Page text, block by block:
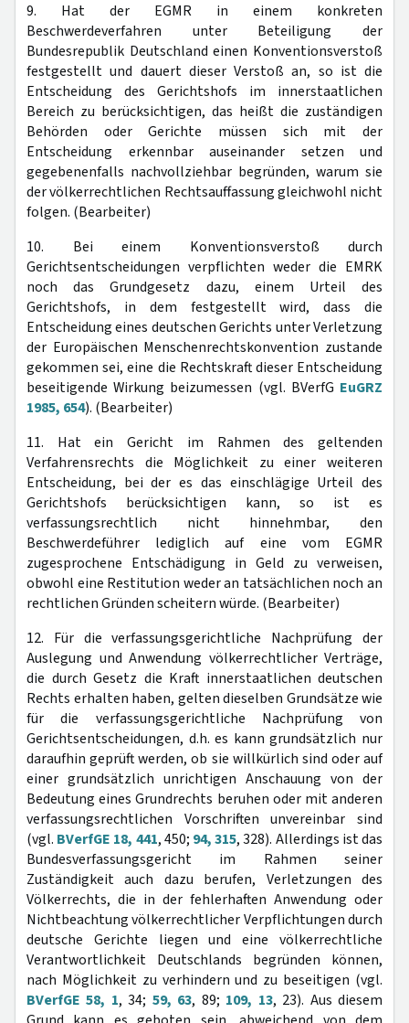
9. Hat der EGMR in einem konkreten
Beschwerdeverfahren unter Beteiligung der
Bundesrepublik Deutschland einen Konventionsverstoß
festgestellt und dauert dieser Verstoß an, so ist die
Entscheidung des Gerichtshofs im innerstaatlichen
Bereich zu berücksichtigen, das heißt die zuständigen
Behörden oder Gerichte müssen sich mit der
Entscheidung erkennbar auseinander setzen und
gegebenenfalls nachvollziehbar begründen, warum sie
der völkerrechtlichen Rechtsauffassung gleichwohl nicht
folgen. (Bearbeiter)
10. Bei einem Konventionsverstoß durch
Gerichtsentscheidungen verpflichten weder die EMRK
noch das Grundgesetz dazu, einem Urteil des
Gerichtshofs, in dem festgestellt wird, dass die
Entscheidung eines deutschen Gerichts unter Verletzung
der Europäischen Menschenrechtskonvention zustande
gekommen sei, eine die Rechtskraft dieser Entscheidung
beseitigende Wirkung beizumessen (vgl. BVerfG EuGRZ
1985, 654). (Bearbeiter)
11. Hat ein Gericht im Rahmen des geltenden
Verfahrensrechts die Möglichkeit zu einer weiteren
Entscheidung, bei der es das einschlägige Urteil des
Gerichtshofs berücksichtigen kann, so ist es
verfassungsrechtlich nicht hinnehmbar, den
Beschwerdeführer lediglich auf eine vom EGMR
zugesprochene Entschädigung in Geld zu verweisen,
obwohl eine Restitution weder an tatsächlichen noch an
rechtlichen Gründen scheitern würde. (Bearbeiter)
12. Für die verfassungsgerichtliche Nachprüfung der
Auslegung und Anwendung völkerrechtlicher Verträge,
die durch Gesetz die Kraft innerstaatlichen deutschen
Rechts erhalten haben, gelten dieselben Grundsätze wie
für die verfassungsgerichtliche Nachprüfung von
Gerichtsentscheidungen, d.h. es kann grundsätzlich nur
daraufhin geprüft werden, ob sie willkürlich sind oder auf
einer grundsätzlich unrichtigen Anschauung von der
Bedeutung eines Grundrechts beruhen oder mit anderen
verfassungsrechtlichen Vorschriften unvereinbar sind
(vgl. BVerfGE 18, 441, 450; 94, 315, 328). Allerdings ist das
Bundesverfassungsgericht im Rahmen seiner
Zuständigkeit auch dazu berufen, Verletzungen des
Völkerrechts, die in der fehlerhaften Anwendung oder
Nichtbeachtung völkerrechtlicher Verpflichtungen durch
deutsche Gerichte liegen und eine völkerrechtliche
Verantwortlichkeit Deutschlands begründen können,
nach Möglichkeit zu verhindern und zu beseitigen (vgl.
BVerfGE 58, 1, 34; 59, 63, 89; 109, 13, 23). Aus diesem